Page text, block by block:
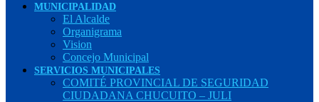
MUNICIPALIDAD
El Alcalde
Organigrama
Vision
Concejo Municipal
SERVICIOS MUNICIPALES
COMITÉ PROVINCIAL DE SEGURIDAD
CIUDADANA CHUCUITO – JULI